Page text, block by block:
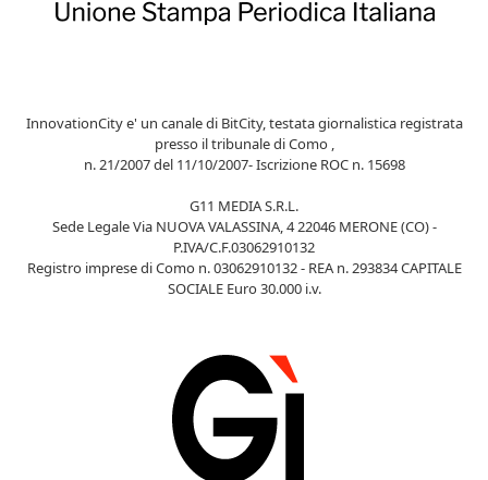
InnovationCity e' un canale di BitCity, testata giornalistica registrata
presso il tribunale di Como ,
n. 21/2007 del 11/10/2007- Iscrizione ROC n. 15698
G11 MEDIA S.R.L.
Sede Legale Via NUOVA VALASSINA, 4 22046 MERONE (CO) -
P.IVA/C.F.03062910132
Registro imprese di Como n. 03062910132 - REA n. 293834 CAPITALE
SOCIALE Euro 30.000 i.v.